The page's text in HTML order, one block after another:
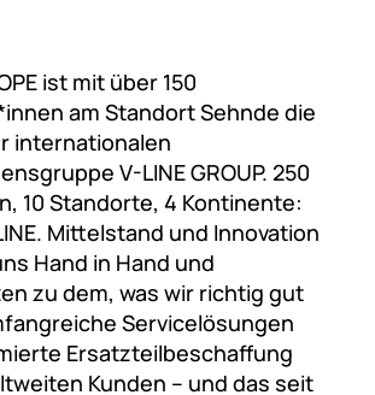
ist mit über 150
am Standort Sehnde die
internationalen
V-LINE GROUP. 250
10 Standorte, 4 Kontinente:
Mittelstand und Innovation
Hand in Hand und
zu dem, was wir richtig gut
Servicelösungen
Ersatzteilbeschaffung
Kunden – und das seit